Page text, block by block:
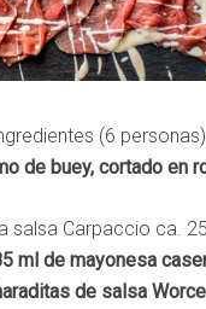
(6
de buey, cortado en
salsa Carpaccio ca.
ml de mayonesa
de salsa